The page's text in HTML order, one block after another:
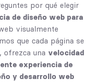
por qué elegir
de diseño web para
visualmente
que cada página se
, ofrezca una velocidad
experiencia de
y desarrollo web